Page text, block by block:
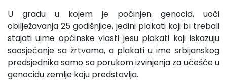
U gradu u kojem je počinjen genocid, uoči
obilježavanja 25 godišnjice, jedini plakati koji bi trebali
stajati uime općinske vlasti jesu plakati koji iskazuju
saosjećanje sa žrtvama, a plakati u ime srbijanskog
predsjednika samo sa porukom izvinjenja za učešće u
genocidu zemlje koju predstavlja.